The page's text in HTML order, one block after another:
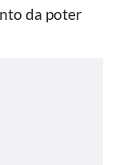
da poter